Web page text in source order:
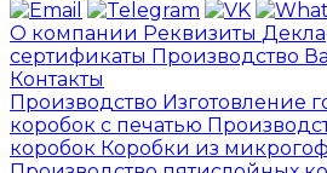
О компании Реквизиты
сертификаты Производство
Контакты
Производство Изготовление
коробок с печатью
коробок Коробки из